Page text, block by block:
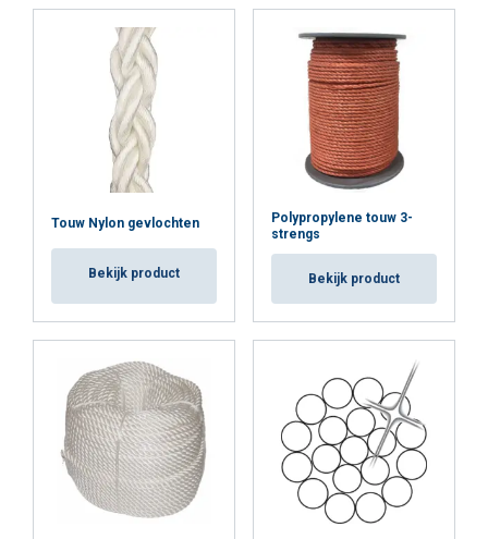
Touw Nylon gevlochten
Bekijk product
Polypropylene touw 3-
strengs
Bekijk product
Strikt
noodzakelijk
Targeting
Functioneel Niet-geclassificeerd
ALLES ACCEPTEREN
ALLES AFWIJZEN
DETAILS WEERGEVEN
Cookie Policy